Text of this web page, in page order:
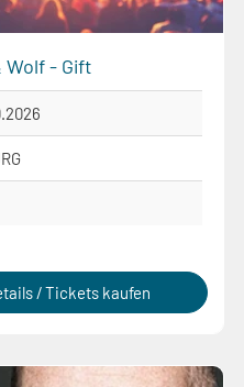
Wolf - Gift
/ Tickets kaufen